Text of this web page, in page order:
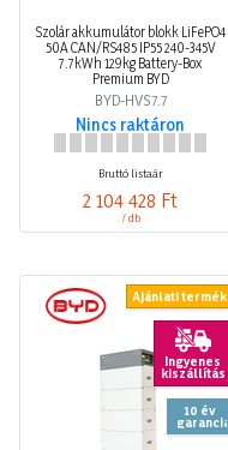
Szolár akkumulátor blokk LiFePO4
50A CAN/RS485 IP55 240-345V
7.7kWh 129kg Battery-Box
Premium BYD
BYD-HVS7.7
Nincs raktáron
Bruttó listaár
2 104 428 Ft
/ db
Ajánlati termék
Ingyenes
kiszállítás
10 év
garancia